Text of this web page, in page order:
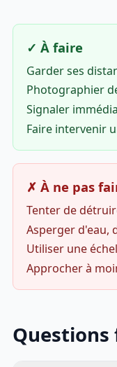
✓ À faire
Garder ses
Photographier
Signaler
Faire intervenir
✗ À ne pas
Tenter de
Asperger d'eau,
Utiliser une
Approcher à